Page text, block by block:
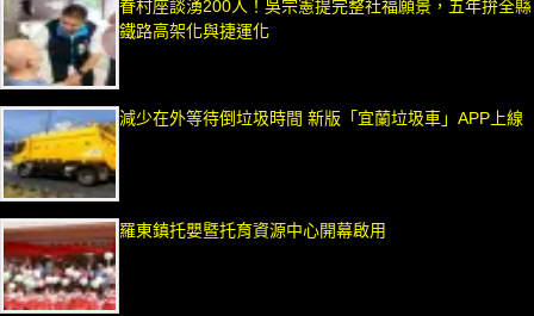
眷村座談湧200人！吳宗憲提完整社福願景，五年拚全縣
鐵路高架化與捷運化
減少在外等待倒垃圾時間 新版「宜蘭垃圾車」APP上線
羅東鎮托嬰暨托育資源中心開幕啟用